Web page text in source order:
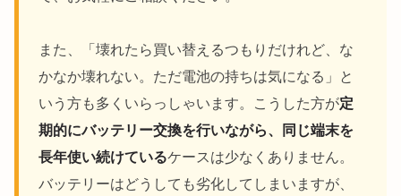
また、「壊れたら買い替えるつもりだけれど、な
かなか壊れない。ただ電池の持ちは気になる」と
いう方も多くいらっしゃいます。こうした方が定
期的にバッテリー交換を行いながら、同じ端末を
長年使い続けているケースは少なくありません。
バッテリーはどうしても劣化してしまいますが、